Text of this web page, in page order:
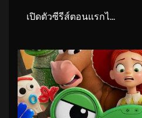
เปิดตัวซีรีส์ตอนแรกไ...